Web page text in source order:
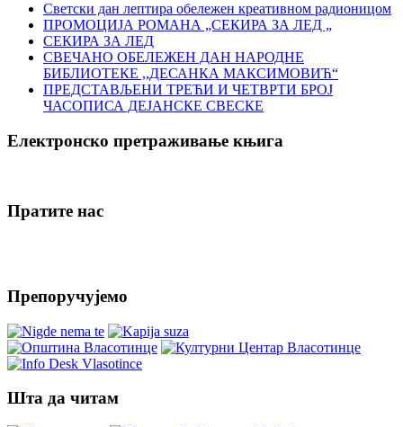
Светски дан лептира обележен креативном радионицом
ПРОМОЦИЈА РОМАНА „СЕКИРА ЗА ЛЕД „
СЕКИРА ЗА ЛЕД
СВЕЧАНО ОБЕЛЕЖЕН ДАН НАРОДНЕ
БИБЛИОТЕКЕ ,,ДЕСАНКА МАКСИМОВИЋ“
ПРЕДСТАВЉЕНИ ТРЕЋИ И ЧЕТВРТИ БРОЈ
ЧАСОПИСА ДЕЈАНСКЕ СВЕСКЕ
Електронско претраживање књига
Пратите нас
Препоручујемо
Шта да читам